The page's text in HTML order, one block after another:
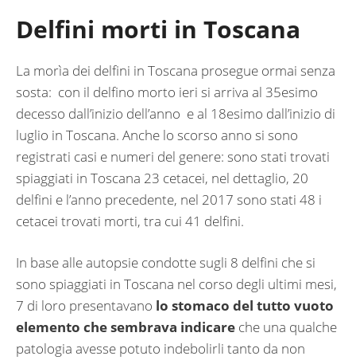
Delfini morti in Toscana
La morìa dei delfini in Toscana prosegue ormai senza
sosta: con il delfino morto ieri si arriva al 35esimo
decesso dall’inizio dell’anno e al 18esimo dall’inizio di
luglio in Toscana. Anche lo scorso anno si sono
registrati casi e numeri del genere: sono stati trovati
spiaggiati in Toscana 23 cetacei, nel dettaglio, 20
delfini e l’anno precedente, nel 2017 sono stati 48 i
cetacei trovati morti, tra cui 41 delfini.
In base alle autopsie condotte sugli 8 delfini che si
sono spiaggiati in Toscana nel corso degli ultimi mesi,
7 di loro presentavano lo stomaco del tutto vuoto
elemento che sembrava indicare che una qualche
patologia avesse potuto indebolirli tanto da non